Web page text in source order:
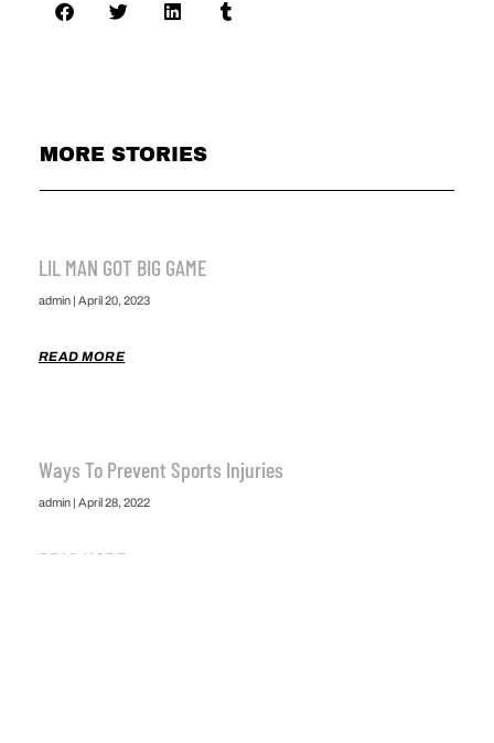
MORE STORIES
LIL MAN GOT BIG GAME
admin April 20, 2023
READ MORE
Ways To Prevent Sports Injuries
admin April 28, 2022
READ MORE